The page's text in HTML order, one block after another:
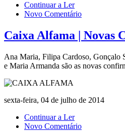
Continuar a Ler
Novo Comentário
Caixa Alfama | Novas
Ana Maria, Filipa Cardoso, Gonçalo
e Maria Armanda são as novas
sexta-feira, 04 de julho de 2014
Continuar a Ler
Novo Comentário